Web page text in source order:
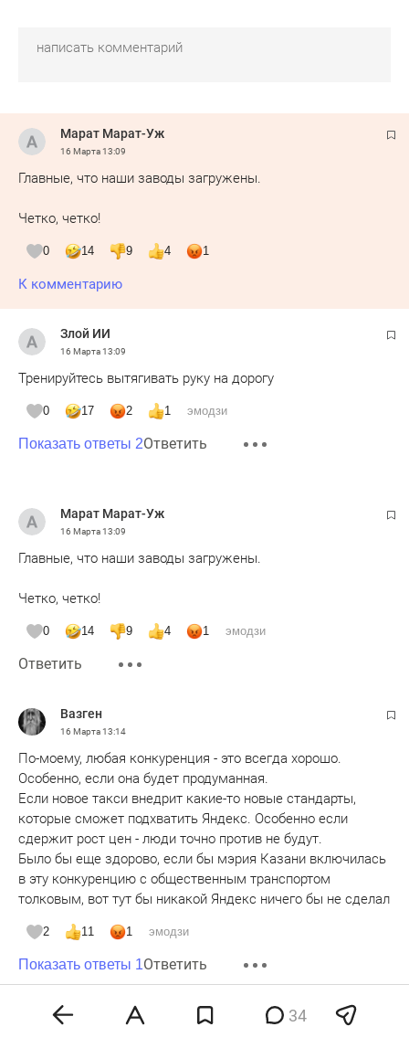
Марат Марат-Уж
16 Марта13:09
Главные, что наши заводы загружены.
Четко, четко!
0 14 9 4 1
К комментарию
Злой ИИ
16 Марта13:09
Тренируйтесь вытягивать руку на дорогу
0 17 2 1 эмодзи
Показать ответы 2Ответить
Марат Марат-Уж
16 Марта13:09
Главные, что наши заводы загружены.
Четко, четко!
0 14 9 4 1 эмодзи
Ответить
Вазген
16 Марта13:14
По-моему, любая конкуренция - это всегда хорошо.
Особенно, если она будет продуманная.
Если новое такси внедрит какие-то новые стандарты,
которые сможет подхватить Яндекс. Особенно если
сдержит рост цен - люди точно против не будут.
Было бы еще здорово, если бы мэрия Казани включилась
в эту конкуренцию с общественным транспортом
толковым, вот тут бы никакой Яндекс ничего бы не сделал
2 11 1 эмодзи
Показать ответы 1Ответить
34